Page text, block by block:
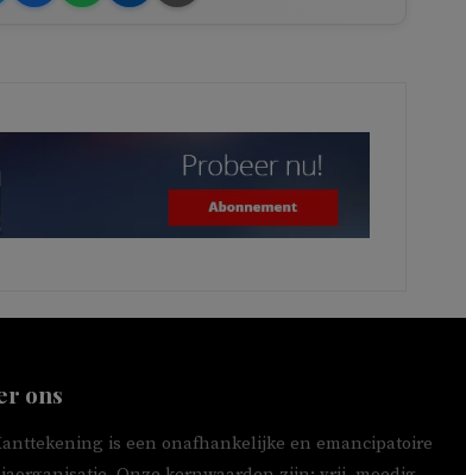
ons
is een onafhankelijke en emancipatoire